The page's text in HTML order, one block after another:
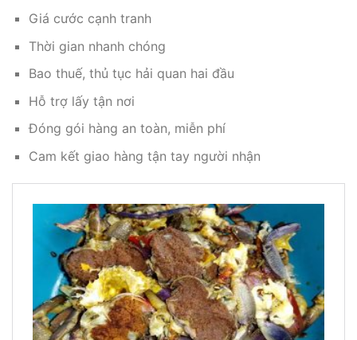
Giá cước cạnh tranh
Thời gian nhanh chóng
Bao thuế, thủ tục hải quan hai đầu
Hỗ trợ lấy tận nơi
Đóng gói hàng an toàn, miễn phí
Cam kết giao hàng tận tay người nhận